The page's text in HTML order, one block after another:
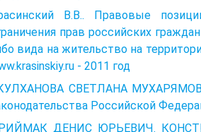
В.В.. Правовые
прав российских
вида на жительство на
- 2011 год
СВЕТЛАНА
Российской
ДЕНИС ЮРЬЕВИЧ.